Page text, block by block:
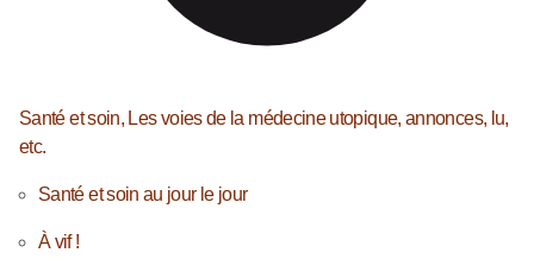
Santé et soin, Les voies de la médecine utopique, annonces, lu,
etc.
Santé et soin au jour le jour
À vif !